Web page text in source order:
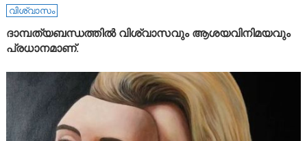
വിശ്വാസം
ദാമ്പത്യബന്ധത്തിൽ വിശ്വാസവും ആശയവിനിമയവും
പ്രധാനമാണ്.